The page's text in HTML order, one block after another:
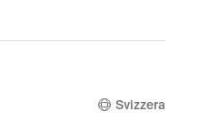
Svizzera